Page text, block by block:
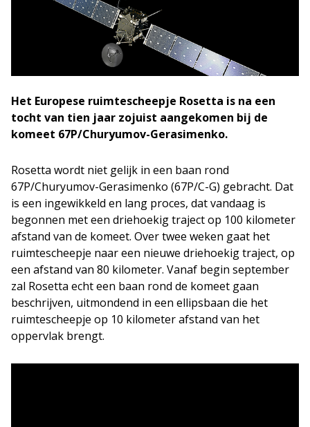
Het Europese ruimtescheepje Rosetta is na een
tocht van tien jaar zojuist aangekomen bij de
komeet 67P/Churyumov-Gerasimenko.
Rosetta wordt niet gelijk in een baan rond
67P/Churyumov-Gerasimenko (67P/C-G) gebracht. Dat
is een ingewikkeld en lang proces, dat vandaag is
begonnen met een driehoekig traject op 100 kilometer
afstand van de komeet. Over twee weken gaat het
ruimtescheepje naar een nieuwe driehoekig traject, op
een afstand van 80 kilometer. Vanaf begin september
zal Rosetta echt een baan rond de komeet gaan
beschrijven, uitmondend in een ellipsbaan die het
ruimtescheepje op 10 kilometer afstand van het
oppervlak brengt.